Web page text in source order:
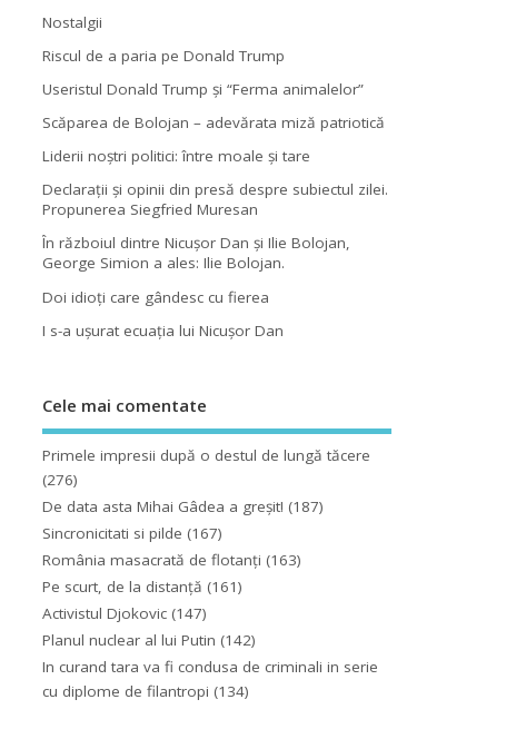
Nostalgii
Riscul de a paria pe Donald Trump
Useristul Donald Trump şi “Ferma animalelor”
Scăparea de Bolojan – adevărata miză patriotică
Liderii noştri politici: între moale şi tare
Declaraţii şi opinii din presă despre subiectul zilei.
Propunerea Siegfried Muresan
În războiul dintre Nicuşor Dan şi Ilie Bolojan,
George Simion a ales: Ilie Bolojan.
Doi idioţi care gândesc cu fierea
I s-a uşurat ecuaţia lui Nicuşor Dan
Cele mai comentate
Primele impresii după o destul de lungă tăcere
(276)
De data asta Mihai Gâdea a greşit! (187)
Sincronicitati si pilde (167)
România masacrată de flotanţi (163)
Pe scurt, de la distanță (161)
Activistul Djokovic (147)
Planul nuclear al lui Putin (142)
In curand tara va fi condusa de criminali in serie
cu diplome de filantropi (134)